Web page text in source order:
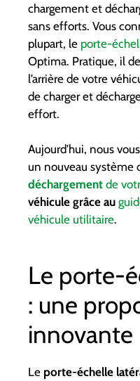
chargement et
sans efforts. Vous
plupart, le porte-
Optima. Pratique, il
l’arrière de votre
de charger et
effort.
Aujourd’hui, nous
un nouveau système
déchargement de
véhicule grâce au
véhicule utilitaire.
Le porte-
: une
innovante
Le porte-échelle